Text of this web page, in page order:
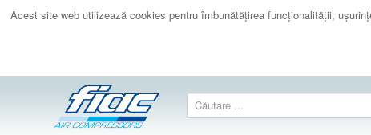
Acest site web utilizează cookies pentru îmbunătăţirea funcţionalităţii,